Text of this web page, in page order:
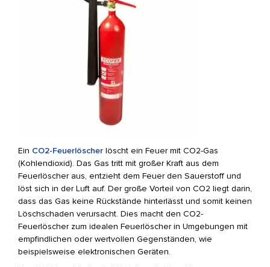
Ein CO2-Feuerlöscher löscht ein Feuer mit CO2-Gas
(Kohlendioxid). Das Gas tritt mit großer Kraft aus dem
Feuerlöscher aus, entzieht dem Feuer den Sauerstoff und
löst sich in der Luft auf. Der große Vorteil von CO2 liegt darin,
dass das Gas keine Rückstände hinterlässt und somit keinen
Löschschaden verursacht. Dies macht den CO2-
Feuerlöscher zum idealen Feuerlöscher in Umgebungen mit
empfindlichen oder wertvollen Gegenständen, wie
beispielsweise elektronischen Geräten.